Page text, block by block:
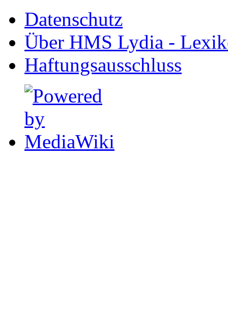
Datenschutz
Über HMS Lydia -
Haftungsausschluss